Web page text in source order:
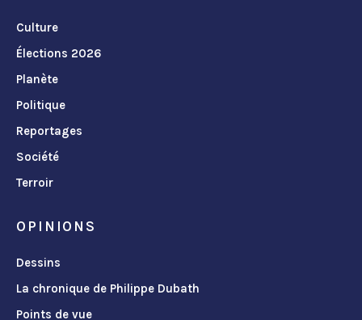
Culture
Élections 2026
Planète
Politique
Reportages
Société
Terroir
OPINIONS
Dessins
La chronique de Philippe Dubath
Points de vue